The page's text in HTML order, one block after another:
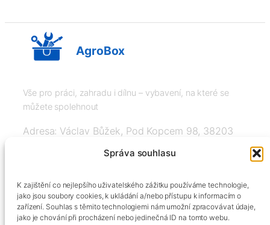
Správa souhlasu
K zajištění co nejlepšího uživatelského zážitku používáme technologie,
jako jsou soubory cookies, k ukládání a/nebo přístupu k informacím o
zařízení. Souhlas s těmito technologiemi nám umožní zpracovávat údaje,
jako je chování při procházení nebo jedinečná ID na tomto webu.
AgroBox
Vše pro práci, zahradu i dílnu – vybavení, na které se
můžete spolehnout
Adresa: Václav Bůžek, Pod Kopcem 98, 38203
+420606334248, info@agrobox.cz